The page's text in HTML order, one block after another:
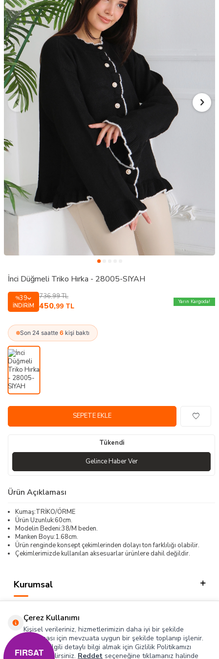
İnci Düğmeli Triko Hırka - 28005-SIYAH
%39
İNDIRIM
736,99TL
450,99 TL
Yarın Kargoda!
Son 24 saatte 6 kişi baktı
SEPETE EKLE
Tükendi
Gelince Haber Ver
Ürün Açıklaması
Kumaş:TRİKO/ÖRME
Ürün Uzunluk:60cm.
Modelin Bedeni:38/M beden.
Manken Boyu:1.68cm.
Ürün renginde konsept çekimlerinden dolayı ton farklılığı olabilir.
Çekimlerimizde kullanılan aksesuarlar ürünlere dahil değildir.
Kurumsal
Hızlı Erişim
Sosyal
Çerez Kullanımı
Kişisel verileriniz, hizmetlerimizin daha iyi bir şekilde
sunulması için mevzuata uygun bir şekilde toplanıp işlenir.
Konuyla ilgili detaylı bilgi almak için Gizlilik Politikamızı
inceleyebilirsiniz. Reddet seçeneğine tıklamanız halinde
FIRSAT